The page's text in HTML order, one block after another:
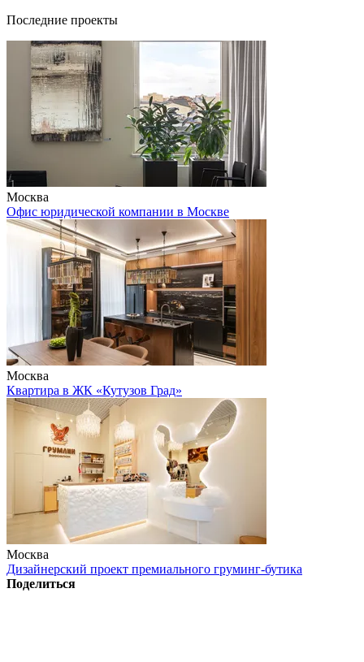
Последние проекты
Москва
Офис юридической компании в Москве
Москва
Квартира в ЖК «Кутузов Град»
Москва
Дизайнерский проект премиального груминг-бутика
Поделиться